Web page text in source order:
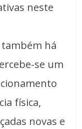
neste
também há
se um
física,
novas e